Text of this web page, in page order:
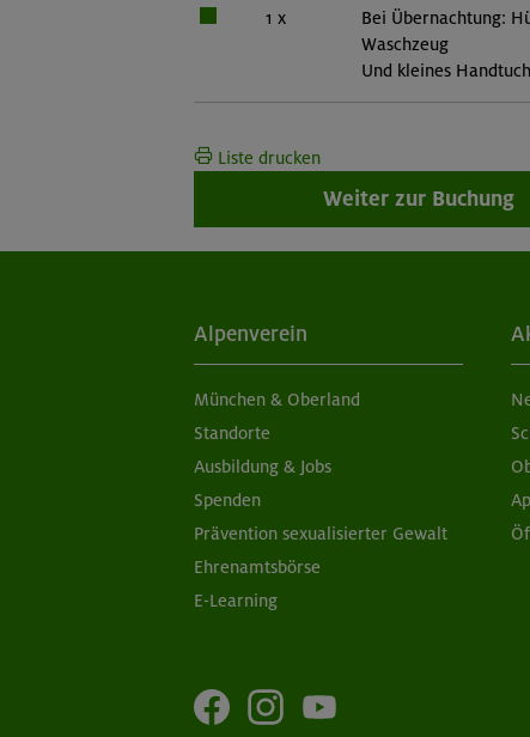
1 x
Bei Übernachtung:
Waschzeug
Und kleines Handtuch
Liste drucken
Weiter zur Buchung
Alpenverein
München & Oberland
Standorte
Ausbildung & Jobs
Spenden
Prävention sexualisierter Gewalt
Ehrenamtsbörse
E-Learning